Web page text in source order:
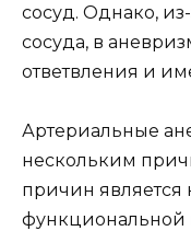
сосуд. Однако,
сосуда, в
ответвления и
Артериальные
нескольким
причин является
функциональной